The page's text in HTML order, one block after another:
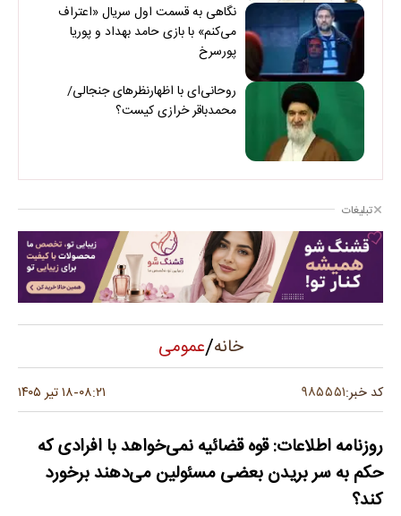
نگاهی به قسمت اول سریال «اعتراف
می‌کنم» با بازی حامد بهداد و پوریا
پورسرخ
روحانی‌ای با اظهارنظرهای جنجالی/
محمدباقر خرازی کیست؟
تبلیغات
خانه/عمومی
کد خبر:۹۸۵۵۵۱ ۰۸:۲۱-۱۸ تیر ۱۴۰۵
روزنامه اطلاعات: قوه قضائیه نمی‌خواهد با افرادی که
حکم به سر بریدن بعضی مسئولین می‌دهند برخورد
کند؟